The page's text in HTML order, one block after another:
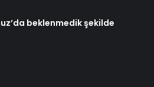
beklenmedik şekilde